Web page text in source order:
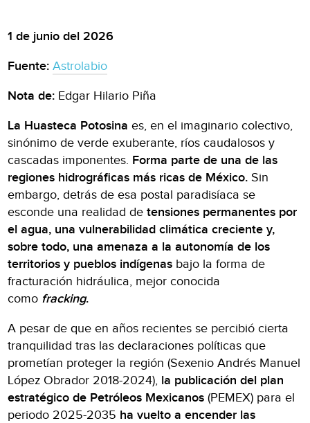
1 de junio del 2026
Fuente: Astrolabio
Nota de: Edgar Hilario Piña
La Huasteca Potosina es, en el imaginario colectivo,
sinónimo de verde exuberante, ríos caudalosos y
cascadas imponentes. Forma parte de una de las
regiones hidrográficas más ricas de México. Sin
embargo, detrás de esa postal paradisíaca se
esconde una realidad detensiones permanentes por
el agua, una vulnerabilidad climática creciente y,
sobre todo, una amenaza a la autonomía de los
territorios y pueblos indígenas bajo la forma de
fracturación hidráulica, mejor conocida
como fracking.
A pesar de que en años recientes se percibió cierta
tranquilidad tras las declaraciones políticas que
prometían proteger la región (Sexenio Andrés Manuel
López Obrador 2018-2024), la publicación del plan
estratégico de Petróleos Mexicanos (PEMEX) para el
periodo 2025-2035 ha vuelto a encender las